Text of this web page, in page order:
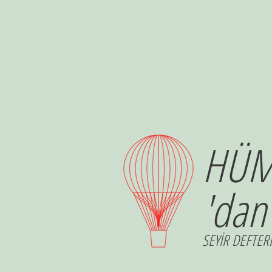
'dan
SEYİR DEFTERİ